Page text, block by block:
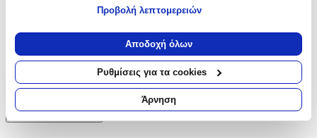
Να συλλέξουμε πληροφορίες σχετικά με τη γεωγραφική
σας τοποθεσία, οι οποίες μπορεί να είναι ακριβείς σε
απόσταση μερικών μέτρων
Να αναγνωρίσουμε τη συσκευή σας σαρώνοντας ενεργά
για συγκεκριμένα χαρακτηριστικά (δακτυλικό αποτύπωμα)
Μάθετε περισσότερα σχετικά με τον τρόπο επεξεργασίας των
προσωπικών σας δεδομένων και καθορίστε τις προτιμήσεις σας
Προβολή λεπτομερειών
Αποδοχή όλων
Ρυθμίσεις για τα cookies
Άρνηση
Κατασκευαστής:
Χάρτινη Πόλη
Χαρακτηριστικά